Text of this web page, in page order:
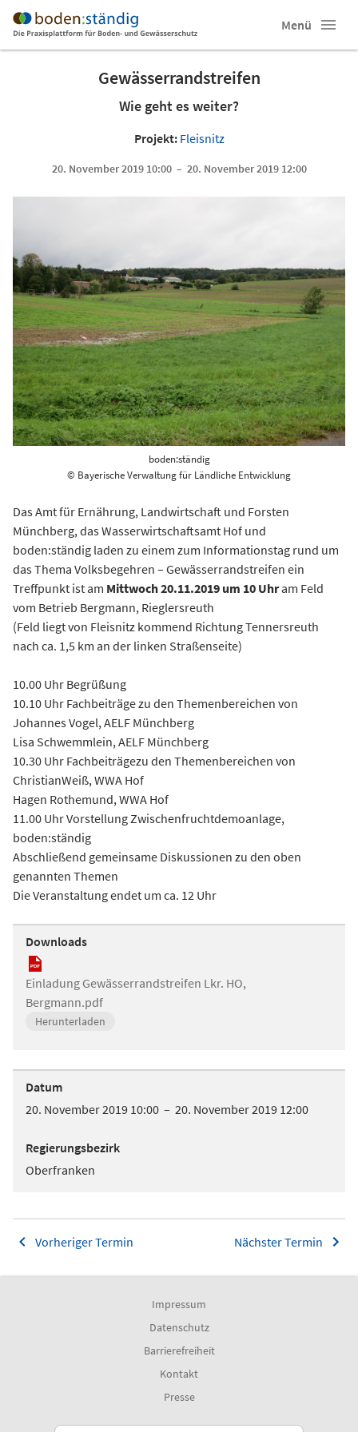
Menü
Gewässerrandstreifen
Wie geht es weiter?
Projekt: Fleisnitz
20. November 2019 10:00 – 20. November 2019 12:00
boden:ständig
© Bayerische Verwaltung für Ländliche Entwicklung
Das Amt für Ernährung, Landwirtschaft und Forsten
Münchberg, das Wasserwirtschaftsamt Hof und
boden:ständig laden zu einem zum Informationstag rund um
das Thema Volksbegehren – Gewässerrandstreifen ein
Treffpunkt ist am Mittwoch 20.11.2019 um 10 Uhram Feld
vom Betrieb Bergmann, Rieglersreuth
(Feld liegt von Fleisnitz kommend Richtung Tennersreuth
nach ca. 1,5 km an der linken Straßenseite)
10.00 Uhr Begrüßung
10.10 Uhr Fachbeiträge zu den Themenbereichen von
Johannes Vogel, AELF Münchberg
Lisa Schwemmlein, AELF Münchberg
10.30 Uhr Fachbeiträgezu den Themenbereichen von
ChristianWeiß, WWA Hof
Hagen Rothemund, WWA Hof
11.00 Uhr Vorstellung Zwischenfruchtdemoanlage,
boden:ständig
Abschließend gemeinsame Diskussionen zu den oben
genannten Themen
Die Veranstaltung endet um ca. 12 Uhr
Downloads
Einladung Gewässerrandstreifen Lkr. HO,
Bergmann.pdf
Herunterladen
Datum
20. November 2019 10:00 – 20. November 2019 12:00
Regierungsbezirk
Oberfranken
Vorheriger Termin Nächster Termin
Impressum
Datenschutz
Barrierefreiheit
Kontakt
Presse